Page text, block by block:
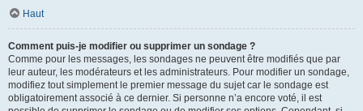
Haut
Comment puis-je modifier ou supprimer un sondage ?
Comme pour les messages, les sondages ne peuvent être modifiés que par
leur auteur, les modérateurs et les administrateurs. Pour modifier un sondage,
modifiez tout simplement le premier message du sujet car le sondage est
obligatoirement associé à ce dernier. Si personne n’a encore voté, il est